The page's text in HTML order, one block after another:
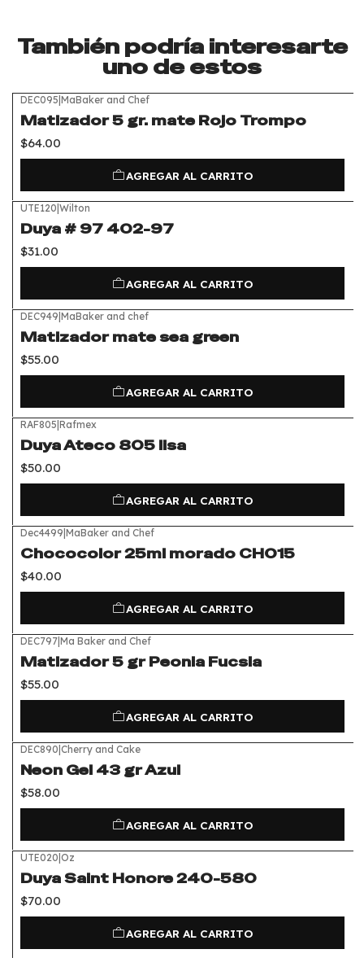
También podría interesarte
uno de estos
DEC095|MaBaker and Chef
Matizador 5 gr. mate Rojo Trompo
$64.00
AGREGAR AL CARRITO
UTE120|Wilton
Duya # 97 402-97
$31.00
AGREGAR AL CARRITO
DEC949|MaBaker and chef
Matizador mate sea green
$55.00
AGREGAR AL CARRITO
RAF805|Rafmex
Duya Ateco 805 lisa
$50.00
AGREGAR AL CARRITO
Dec4499|MaBaker and Chef
Chococolor 25ml morado CH015
$40.00
AGREGAR AL CARRITO
DEC797|Ma Baker and Chef
Matizador 5 gr Peonia Fucsia
$55.00
AGREGAR AL CARRITO
DEC890|Cherry and Cake
Neon Gel 43 gr Azul
$58.00
AGREGAR AL CARRITO
UTE020|Oz
Duya Saint Honore 240-580
$70.00
AGREGAR AL CARRITO